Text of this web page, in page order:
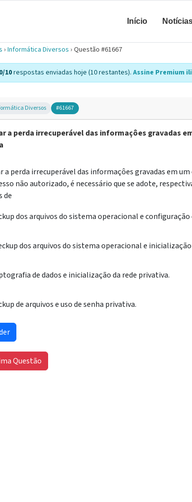
Início
› Informática Diversos › Questão #61667
0/10respostas enviadas hoje (10 restantes). Assine Premium
Diversos #61667
a perda irrecuperável das informaçôes gravadas
a perda irrecuperável das informaçôes gravadas em
não autorizado, é necessário que se adote,
de
dos arquivos do sistema operacional e
dos arquivos do sistema operacional e
de dados e inicialização da rede privativa.
de arquivos e uso de senha privativa.
Questão